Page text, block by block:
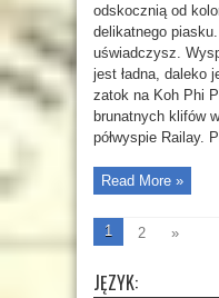
odskocznią od
delikatnego
uświadczysz.
jest ładna, daleko
zatok na Koh Phi
brunatnych klifów
półwyspie Railay.
Read More »
1 2 »
JĘZYK: